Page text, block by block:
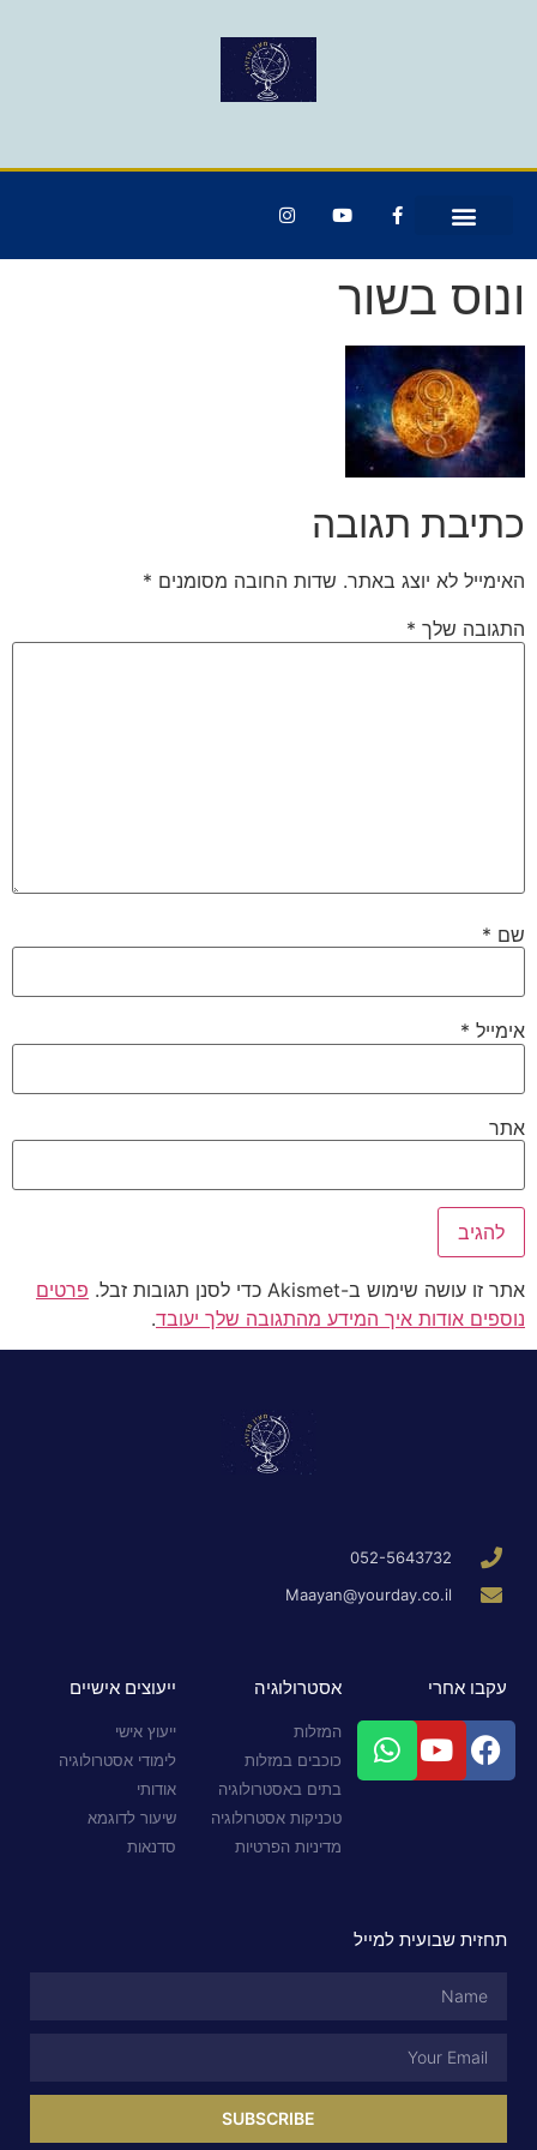
ונוס בשור
כתיבת תגובה
האימייל לא יוצג באתר. שדות החובה מסומנים *
התגובה שלך *
שם *
אימייל *
אתר
אתר זו עושה שימוש ב-Akismet כדי לסנן תגובות זבל.
פרטים
נוספים אודות איך המידע מהתגובה שלך יעובד.
052-5643732
Maayan@yourday.co.il
עקבו אחרי אסטרולוגיה
המזלות
כוכבים במזלות
בתים באסטרולוגיה
טכניקות אסטרולוגיה
מדיניות הפרטיות
ייעוצים אישיים
ייעוץ אישי
לימודי אסטרולוגיה
אודותי
שיעור לדוגמא
סדנאות
תחזית שבועית למייל
SUBSCRIBE